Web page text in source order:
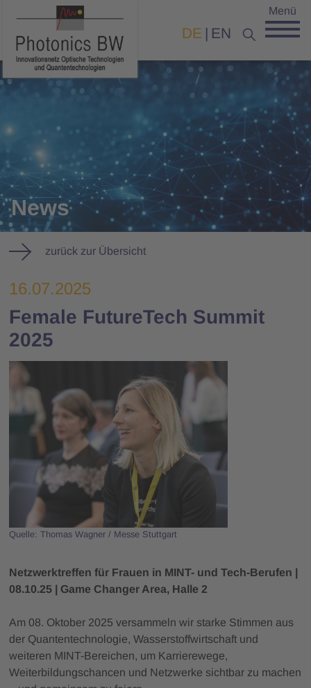
DE EN
Menü
News
zurück zur Übersicht
16.07.2025
Female FutureTech Summit
2025
Quelle: Thomas Wagner / Messe Stuttgart
Netzwerktreffen für Frauen in MINT- und Tech-Berufen |
08.10.25 | Game Changer Area, Halle 2
Am 08. Oktober 2025 versammeln wir starke Stimmen aus
der Quantentechnologie, Wasserstoffwirtschaft und
weiteren MINT-Bereichen, um Karrierewege,
Weiterbildungschancen und Netzwerke sichtbar zu machen